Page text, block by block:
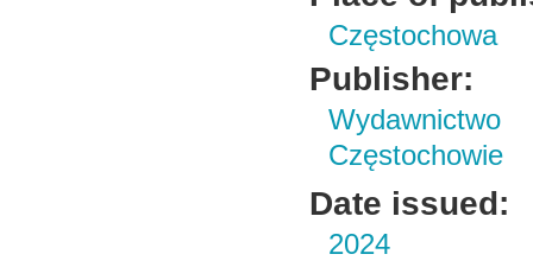
Częstochowa
Publisher:
Częstochowie
Date issued:
2024